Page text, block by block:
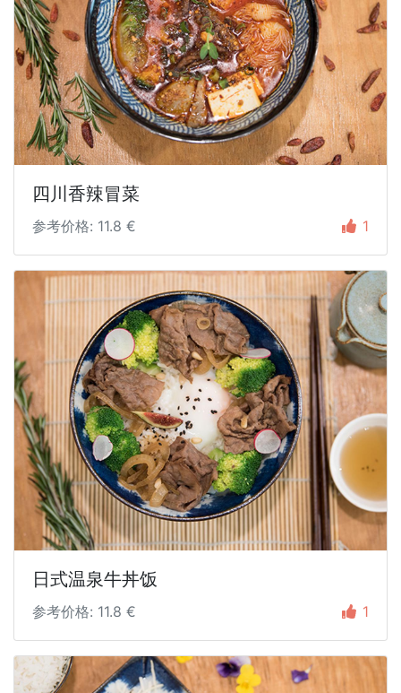
四川香辣冒菜
参考价格: 11.8 € 1
日式温泉牛丼饭
参考价格: 11.8 € 1